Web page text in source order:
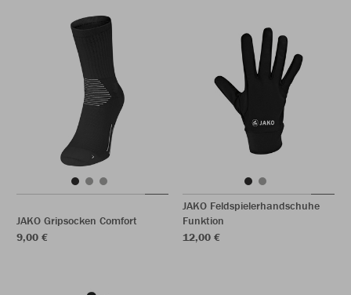
JAKO Gripsocken Comfort
9,00 €
JAKO Feldspielerhandschuhe
Funktion
12,00 €